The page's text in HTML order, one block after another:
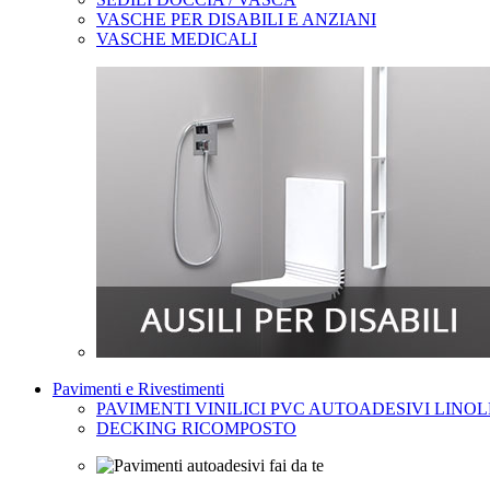
VASCHE PER DISABILI E ANZIANI
VASCHE MEDICALI
Pavimenti e Rivestimenti
PAVIMENTI VINILICI PVC AUTOADESIVI
DECKING RICOMPOSTO